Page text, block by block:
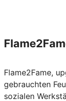
Flame2Fame,
gebrauchten
sozialen